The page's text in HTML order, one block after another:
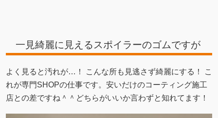
一見綺麗に見えるスポイラーのゴムですが
よく見ると汚れが…！ こんな所も見逃さず綺麗にする！ こ
れが専門SHOPの仕事です。安いだけのコーティング施工
店との差ですね＾＾どちらがいいか言わずと知れてます！